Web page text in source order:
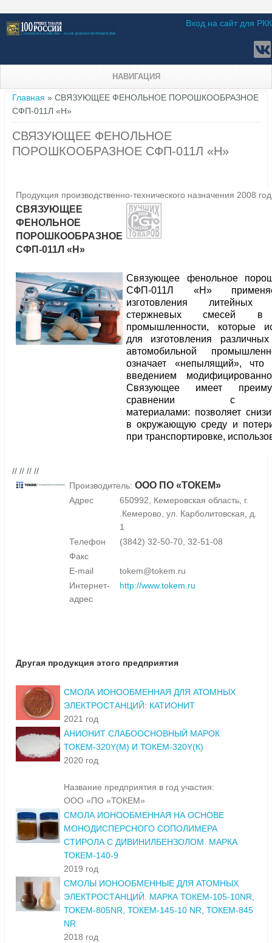
Вход на сайт для РКК
НАВИГАЦИЯ
Вы здесь
Главная » СВЯЗУЮЩЕЕ ФЕНОЛЬНОЕ ПОРОШКООБРАЗНОЕ
СФП-011Л «Н»
СВЯЗУЮЩЕЕ ФЕНОЛЬНОЕ
ПОРОШКООБРАЗНОЕ СФП-011Л «Н»
Продукция производственно-технического назначения 2008 год
СВЯЗУЮЩЕЕ
ФЕНОЛЬНОЕ
ПОРОШКООБРАЗНОЕ
СФП-011Л «Н»
Связующее фенольное
СФП-011Л «Н»
изготовления
стержневых смесей в
промышленности, которые
для изготовления
автомобильной
означает «непылящий», что
введением
Связующее имеет
сравнении с
материалами: позволяет
в окружающую среду и
при транспортировке,
// // // //
Производитель: ООО ПО «ТОКЕМ»
Адрес
650992, Кемеровская область, г.
.Кемерово, ул. Карболитовская, д.
1
Телефон
(3842) 32-50-70, 32-51-08
Факс
E-mail
tokem@tokem.ru
Интернет-
адрес
http://www.tokem.ru
Другая продукция этого предприятия
СМОЛА ИОНООБМЕННАЯ ДЛЯ АТОМНЫХ
ЭЛЕКТРОСТАНЦИЙ: КАТИОНИТ
2021 год
АНИОНИТ СЛАБООСНОВНЫЙ МАРОК
ТОКЕМ-320Y(М) И ТОКЕМ-320Y(К)
2020 год
Название предприятия в год участия:
ООО «ПО «ТОКЕМ»
СМОЛА ИОНООБМЕННАЯ НА ОСНОВЕ
МОНОДИСПЕРСНОГО СОПОЛИМЕРА
СТИРОЛА С ДИВИНИЛБЕНЗОЛОМ. МАРКА
ТОКЕМ-140-9
2019 год
СМОЛЫ ИОНООБМЕННЫЕ ДЛЯ АТОМНЫХ
ЭЛЕКТРОСТАНЦИЙ. МАРКА ТОКЕМ-105-10NR,
ТОКЕМ-805NR, ТОКЕМ-145-10 NR, ТОКЕМ-845
NR
2018 год